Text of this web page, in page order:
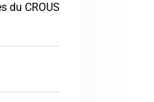
du CROUS